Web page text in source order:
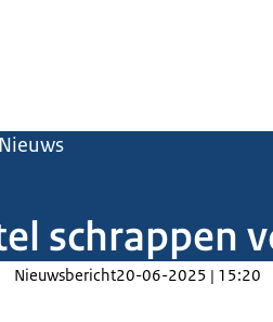
Nieuws
schrappen
Nieuwsbericht20-06-2025 | 15:20